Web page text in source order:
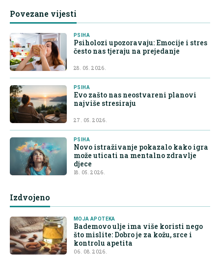
Povezane vijesti
PSIHA
Psiholozi upozoravaju: Emocije i stres
često nas tjeraju na prejedanje
28. 05. 2026.
PSIHA
Evo zašto nas neostvareni planovi
najviše stresiraju
27. 05. 2026.
PSIHA
Novo istraživanje pokazalo kako igra
može uticati na mentalno zdravlje
djece
18. 05. 2026.
Izdvojeno
MOJA APOTEKA
Bademovo ulje ima više koristi nego
što mislite: Dobro je za kožu, srce i
kontrolu apetita
06. 08. 2026.